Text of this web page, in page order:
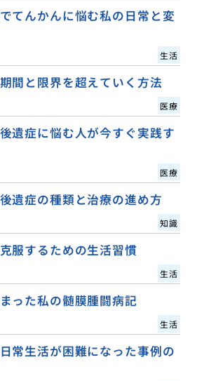
てんかんに悩む私の日常と変
生活
間と限界を超えていく方法
医療
遺症に悩む人が今すぐ実践す
医療
遺症の種類と治療の進め方
知識
服するための生活習慣
生活
った私の髄膜腫闘病記
生活
常生活が困難になった事例の